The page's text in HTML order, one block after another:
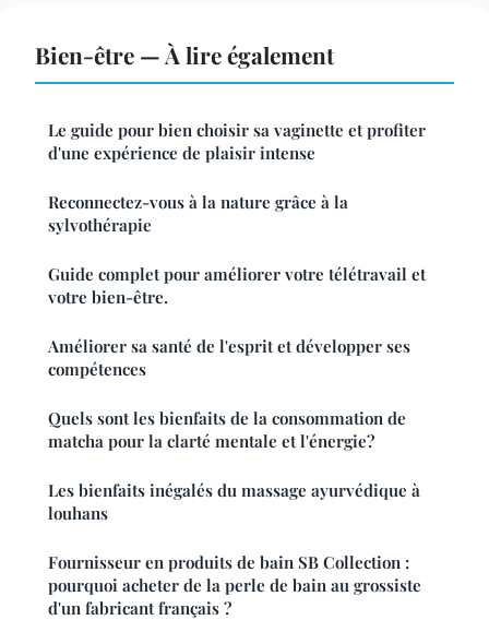
Bien-être — À lire également
Le guide pour bien choisir sa vaginette et profiter
d'une expérience de plaisir intense
Reconnectez-vous à la nature grâce à la
sylvothérapie
Guide complet pour améliorer votre télétravail et
votre bien-être.
Améliorer sa santé de l'esprit et développer ses
compétences
Quels sont les bienfaits de la consommation de
matcha pour la clarté mentale et l'énergie?
Les bienfaits inégalés du massage ayurvédique à
louhans
Fournisseur en produits de bain SB Collection :
pourquoi acheter de la perle de bain au grossiste
d'un fabricant français ?